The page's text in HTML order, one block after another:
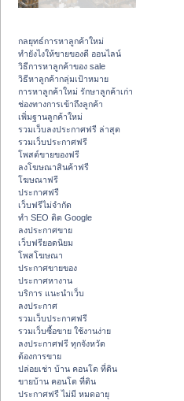
กลยุทธ์การหาลูกค้าใหม่
ทํายังไงให้ขายของดี ออนไลน์
วิธีการหาลูกค้าของ sale
วิธีหาลูกค้ากลุ่มเป้าหมาย
การหาลูกค้าใหม่ รักษาลูกค้าเก่า
ช่องทางการเข้าถึงลูกค้า
เพิ่มฐานลูกค้าใหม่
รวมเว็บลงประกาศฟรี ล่าสุด
รวมเว็บประกาศฟรี
โพสต์ขายของฟรี
ลงโฆษณาสินค้าฟรี
โฆษณาฟรี
ประกาศฟรี
เว็บฟรีไม่จำกัด
ทำ SEO ติด Google
ลงประกาศขาย
เว็บฟรียอดนิยม
โพสโฆษณา
ประกาศขายของ
ประกาศหางาน
บริการ แนะนำเว็บ
ลงประกาศ
รวมเว็บประกาศฟรี
รวมเว็บซื้อขาย ใช้งานง่าย
ลงประกาศฟรี ทุกจังหวัด
ต้องการขาย
ปล่อยเช่า บ้าน คอนโด ที่ดิน
ขายบ้าน คอนโด ที่ดิน
ประกาศฟรี ไม่มี หมดอายุ